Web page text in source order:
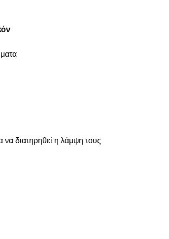
να διατηρηθεί η λάμψη τους